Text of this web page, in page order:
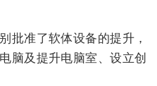
批准了软体设备的提升，
脑及提升电脑室、设立创